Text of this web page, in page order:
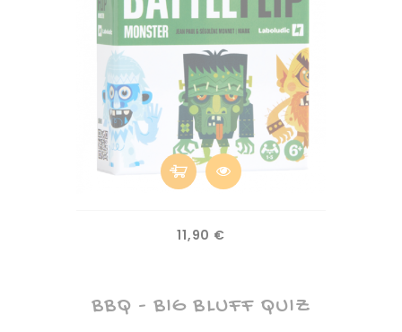
11,90 €
BBQ - BIG BLUFF QUIZ